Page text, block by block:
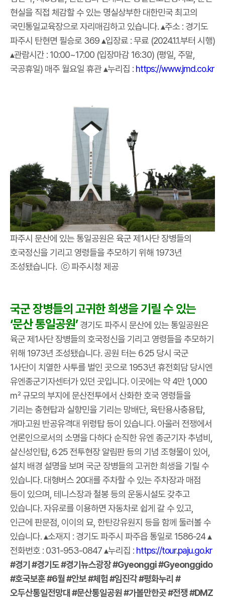
현실을 직접 체감할 수 있는 명실상부한 대한민국 최고의
국민통일교육장으로 자리매김하고 있습니다. ▴주소 : 경기도
파주시 탄현면 필승로 369 ▴입장료 : 무료 (2024.1.1.부터 시행)
▴관람시간 : 10:00~17:00 (입장마감 16:30) (평일, 주말,
국공휴일) 매주 월요일 휴관 ▴누리집 : https://www.jmd.co.kr
파주시 문산에 있는 통일공원은 육군 제1사단 장병들의
호국정신을 기리고 영령들을 추모하기 위해 1973년
조성됐습니다. ⓒ 파주시청 제공
국군 장병들의 고귀한 희생을 기릴 수 있는
‘문산 통일공원’ 경기도 파주시 문산에 있는 통일공원은
육군 제1사단 장병들의 호국정신을 기리고 영령들을 추모하기
위해 1973년 조성됐습니다. 공원 터는 6‧25 당시 국군
1사단이 치열한 사투를 벌인 곳으로 1953년 휴전회담 당시엔
유엔종군기자센터가 있던 곳입니다. 이곳에는 약 4만 1,000
㎡ 규모의 부지에 문산전투에서 산화한 호국 영령들을
기리는 충현탑과 실향민을 기리는 망배단, 육탄용사충용탑,
개마고원 반공유격대 위령탑 등이 있습니다. 아울러 전쟁에서
언론인으로서의 소명을 다하다 순직한 유엔 종군기자 추념비,
살신성인탑, 6‧25 전투현장 알림판 등의 기념 조형물이 있어,
설치 배경 설명을 보며 국군 장병들의 고귀한 희생을 기릴 수
있습니다. 대형버스 20대를 주차할 수 있는 주차장과 매점
등이 있으며, 테니스장과 철봉 등의 운동시설도 갖추고
있습니다. 자유로를 이용하면 자동차로 쉽게 갈 수 있고,
인근에 판문점, 이이의 묘, 한탄강유원지 등을 함께 둘러볼 수
있습니다. ▴소재지 : 경기도 파주시 파주읍 통일로 1586-24 ▴
전화번호 : 031-953-0847 ▴누리집 : https://tour.paju.go.kr
#경기 #경기도 #경기뉴스광장 #Gyeonggi #Gyeonggido
#호국보훈 #6월 #안보 #체험 #임진각 #평화누리 #
오두산통일전망대 #문산통일공원 #가볼만한곳 #전쟁 #DMZ